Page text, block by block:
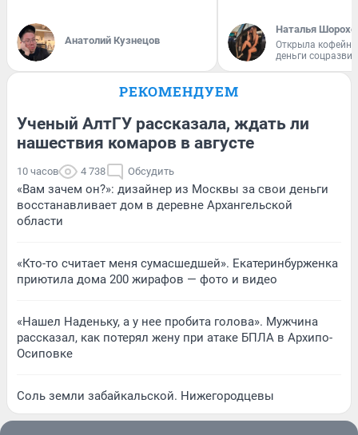
Анатолий Кузнецов
Наталья
Открыла
деньги
РЕКОМЕНДУЕМ
Ученый АлтГУ рассказала, ждать ли
нашествия комаров в августе
10 часов 4 738 Обсудить
«Вам зачем он?»: дизайнер из Москвы за свои деньги
восстанавливает дом в деревне Архангельской
области
«Кто-то считает меня сумасшедшей». Екатеринбурженка
приютила дома 200 жирафов — фото и видео
«Нашел Наденьку, а у нее пробита голова». Мужчина
рассказал, как потерял жену при атаке БПЛА в Архипо-
Осиповке
Соль земли забайкальской. Нижегородцевы